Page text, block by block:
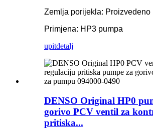
Zemlja porijekla: Proizvedeno
Primjena: HP3 pumpa
upitdetalj
DENSO Original HP0
gorivo PCV ventil za
pritiska...